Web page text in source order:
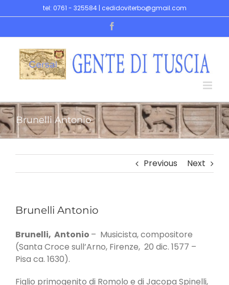
to
tel: 0761 - 325584 | cedidoviterbo@gmail.com
Brunelli Antonio
Previous Next
Brunelli Antonio
Brunelli, Antonio – Musicista, compositore
(San­ta Croce sull’Arno, Firenze, 20 dic. 1577 –
Pisa ca. 1630).
Figlio primogenito di Romolo e di Jacopa Spinelli,